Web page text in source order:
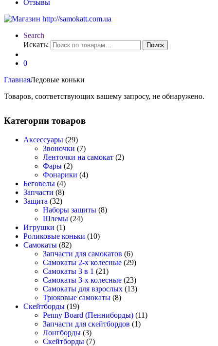
Отзывы
Search
Искать:
Поиск
0
ГлавнаяЛедовые коньки
Товаров, соответствующих вашему запросу, не обнаружено.
Категории товаров
Аксессуары (29)
Звоночки (7)
Ленточки на самокат (2)
Фары (2)
Фонарики (4)
Беговелы (4)
Запчасти (8)
Защита (32)
Наборы защиты (8)
Шлемы (24)
Игрушки (1)
Роликовые коньки (10)
Самокаты (82)
Запчасти для самокатов (6)
Самокаты 2-х колесные (29)
Самокаты 3 в 1 (21)
Самокаты 3-х колесные (23)
Самокаты для взрослых (13)
Трюковые самокаты (8)
Скейтборды (19)
Penny Board (Пенниборды) (11)
Запчасти для скейтбордов (1)
Лонгборды (3)
Скейтборды (7)